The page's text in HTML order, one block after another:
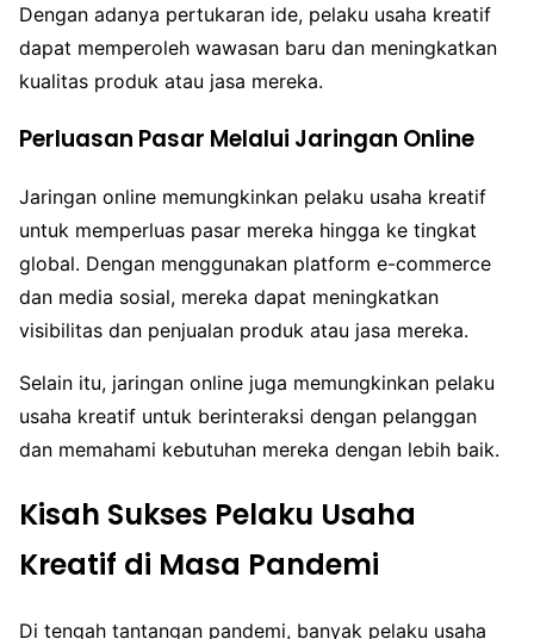
Dengan adanya pertukaran ide, pelaku usaha kreatif
dapat memperoleh wawasan baru dan meningkatkan
kualitas produk atau jasa mereka.
Perluasan Pasar Melalui Jaringan Online
Jaringan online memungkinkan pelaku usaha kreatif
untuk memperluas pasar mereka hingga ke tingkat
global. Dengan menggunakan platform e-commerce
dan media sosial, mereka dapat meningkatkan
visibilitas dan penjualan produk atau jasa mereka.
Selain itu, jaringan online juga memungkinkan pelaku
usaha kreatif untuk berinteraksi dengan pelanggan
dan memahami kebutuhan mereka dengan lebih baik.
Kisah Sukses Pelaku Usaha
Kreatif di Masa Pandemi
Di tengah tantangan pandemi, banyak pelaku usaha